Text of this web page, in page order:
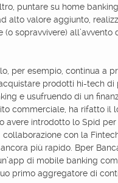
puntare su home
alto valore aggiunto,
(o sopravvivere)
per esempio, continua a
prodotti hi-tech
e usufruendo di un
commerciale, ha rifatto il
avere introdotto lo Spid
collaborazione con la
più rapido. Bper
di mobile banking
primo aggregatore di